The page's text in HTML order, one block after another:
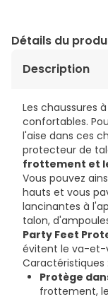
Détails du
Description
Les chaussures
confortables.
l'aise dans ces
protecteur de
frottement et
Vous pouvez
hauts et vous
lancinantes à
talon,
Party Feet
évitent le va-et-
Caractéristiques :
Protège
frottement,